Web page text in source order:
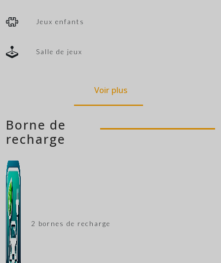
Jeux enfants
Salle de jeux
Voir plus
Borne de
recharge
2 bornes de recharge